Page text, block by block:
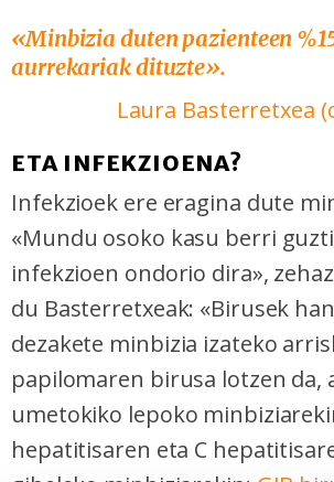
«Minbizia duten pazienteen
aurrekariak dituzte».
Laura Basterretxea (
ETA INFEKZIOENA?
Infekzioek ere eragina dute
«Mundu osoko kasu berri
infekzioen ondorio dira»,
du Basterretxeak: «Birusek
dezakete minbizia izateko
papilomaren birusa lotzen da,
umetokiko lepoko
hepatitisaren eta C